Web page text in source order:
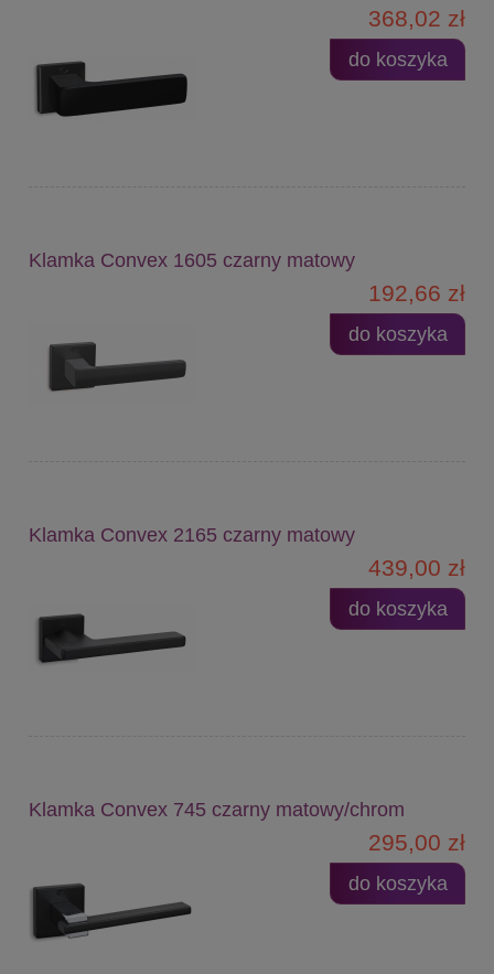
368,02 zł
do koszyka
Klamka Convex 1605 czarny matowy
192,66 zł
do koszyka
Klamka Convex 2165 czarny matowy
439,00 zł
do koszyka
Klamka Convex 745 czarny matowy/chrom
295,00 zł
do koszyka